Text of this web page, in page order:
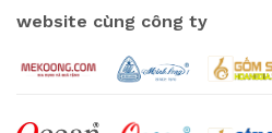
website cùng công ty